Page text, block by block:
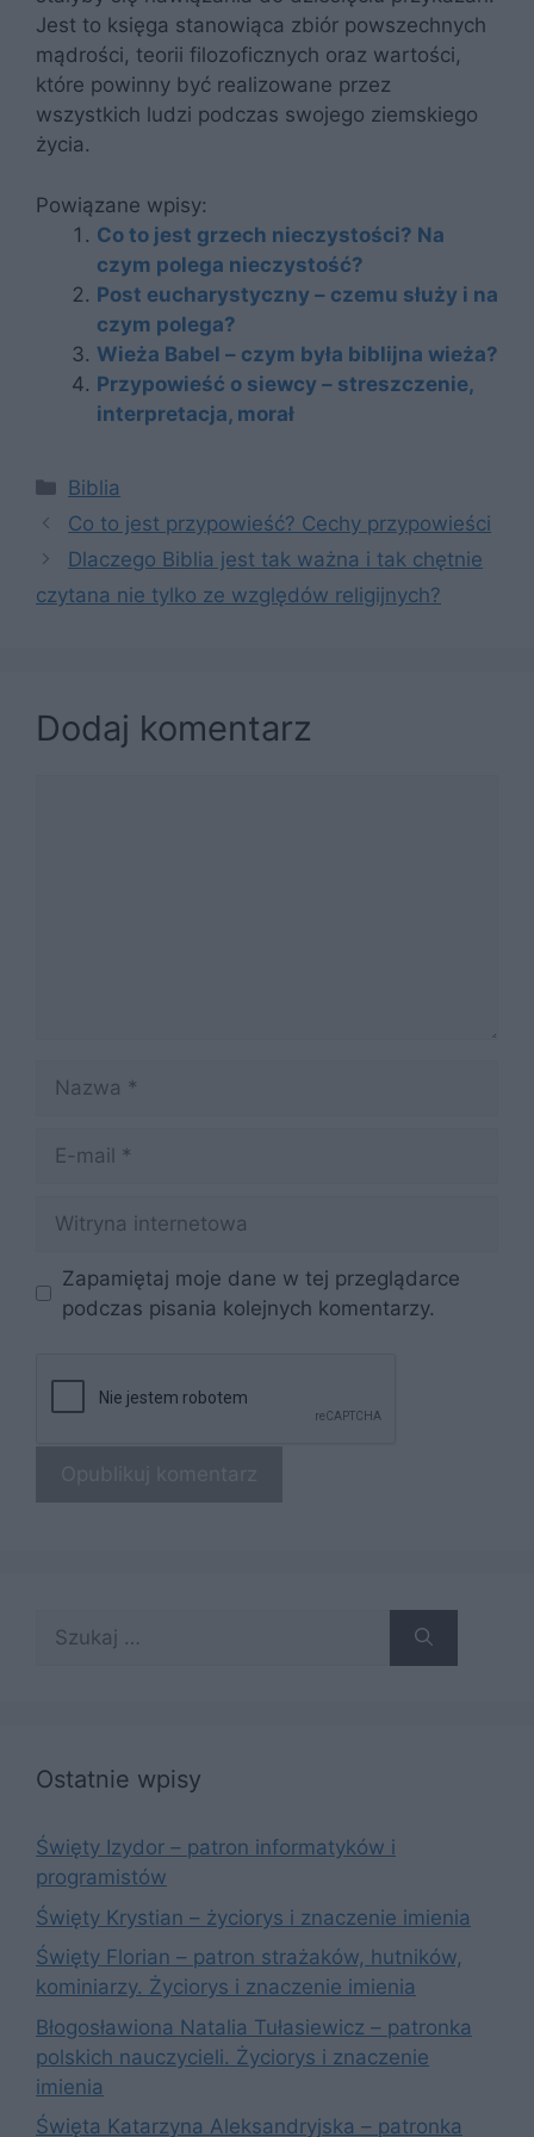
Jest to księga stanowiąca zbiór powszechnych
mądrości, teorii filozoficznych oraz wartości,
które powinny być realizowane przez
wszystkich ludzi podczas swojego ziemskiego
życia.
Powiązane wpisy:
Co to jest grzech nieczystości? Na
czym polega nieczystość?
Post eucharystyczny – czemu służy i na
czym polega?
Wieża Babel – czym była biblijna wieża?
Przypowieść o siewcy – streszczenie,
interpretacja, morał
Kategorie
Biblia
Co to jest przypowieść? Cechy przypowieści
Dlaczego Biblia jest tak ważna i tak chętnie
czytana nie tylko ze względów religijnych?
Dodaj komentarz
mail
internetowa
Zapamiętaj moje dane w tej przeglądarce
podczas pisania kolejnych komentarzy.
Ostatnie wpisy
Święty Izydor – patron informatyków i
programistów
Święty Krystian – życiorys i znaczenie imienia
Święty Florian – patron strażaków, hutników,
kominiarzy. Życiorys i znaczenie imienia
Błogosławiona Natalia Tułasiewicz – patronka
polskich nauczycieli. Życiorys i znaczenie
imienia
Święta Katarzyna Aleksandryjska – patronka